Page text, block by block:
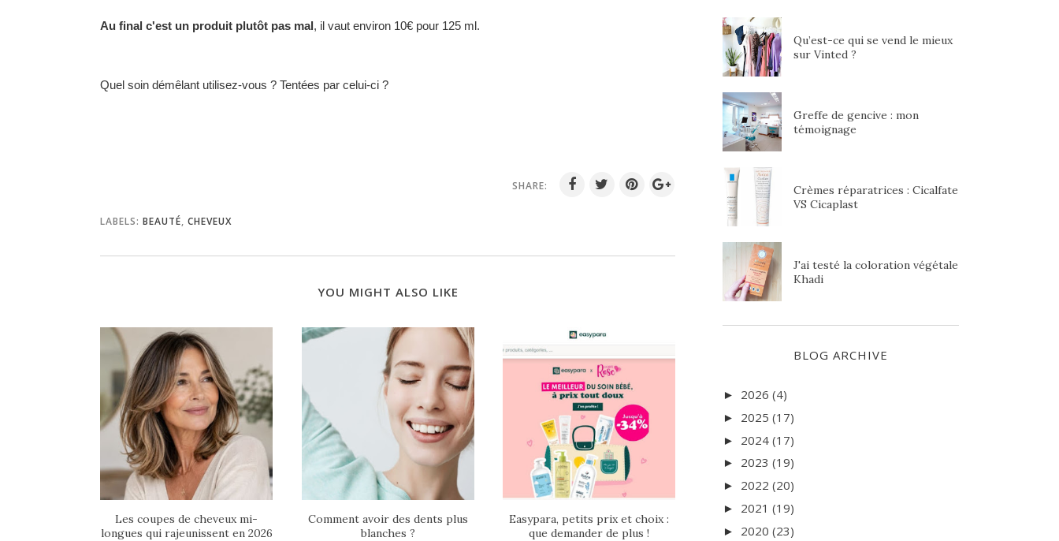
Au final c'est un produit plutôt pas mal, il vaut environ 10€ pour 125 ml.
Quel soin démêlant utilisez-vous ? Tentées par celui-ci ?
SHARE:
LABELS: BEAUTÉ, CHEVEUX
YOU MIGHT ALSO LIKE
Les coupes de cheveux mi-
longues qui rajeunissent en 2026
Comment avoir des dents plus
blanches ?
Easypara, petits prix et choix :
que demander de plus !
Qu’est-ce qui se vend le mieux
sur Vinted ?
Greffe de gencive : mon
témoignage
Crèmes réparatrices : Cicalfate
VS Cicaplast
J'ai testé la coloration végétale
Khadi
BLOG ARCHIVE
► 2026 (4)
► 2025 (17)
► 2024 (17)
► 2023 (19)
► 2022 (20)
► 2021 (19)
► 2020 (23)